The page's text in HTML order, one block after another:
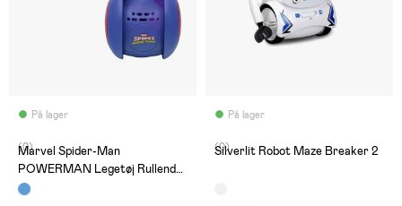
På lager
(0)
Marvel Spider-Man
POWERMAN Legetøj Rullende
Robot
På lager
(0)
Silverlit Robot Maze Breaker 2